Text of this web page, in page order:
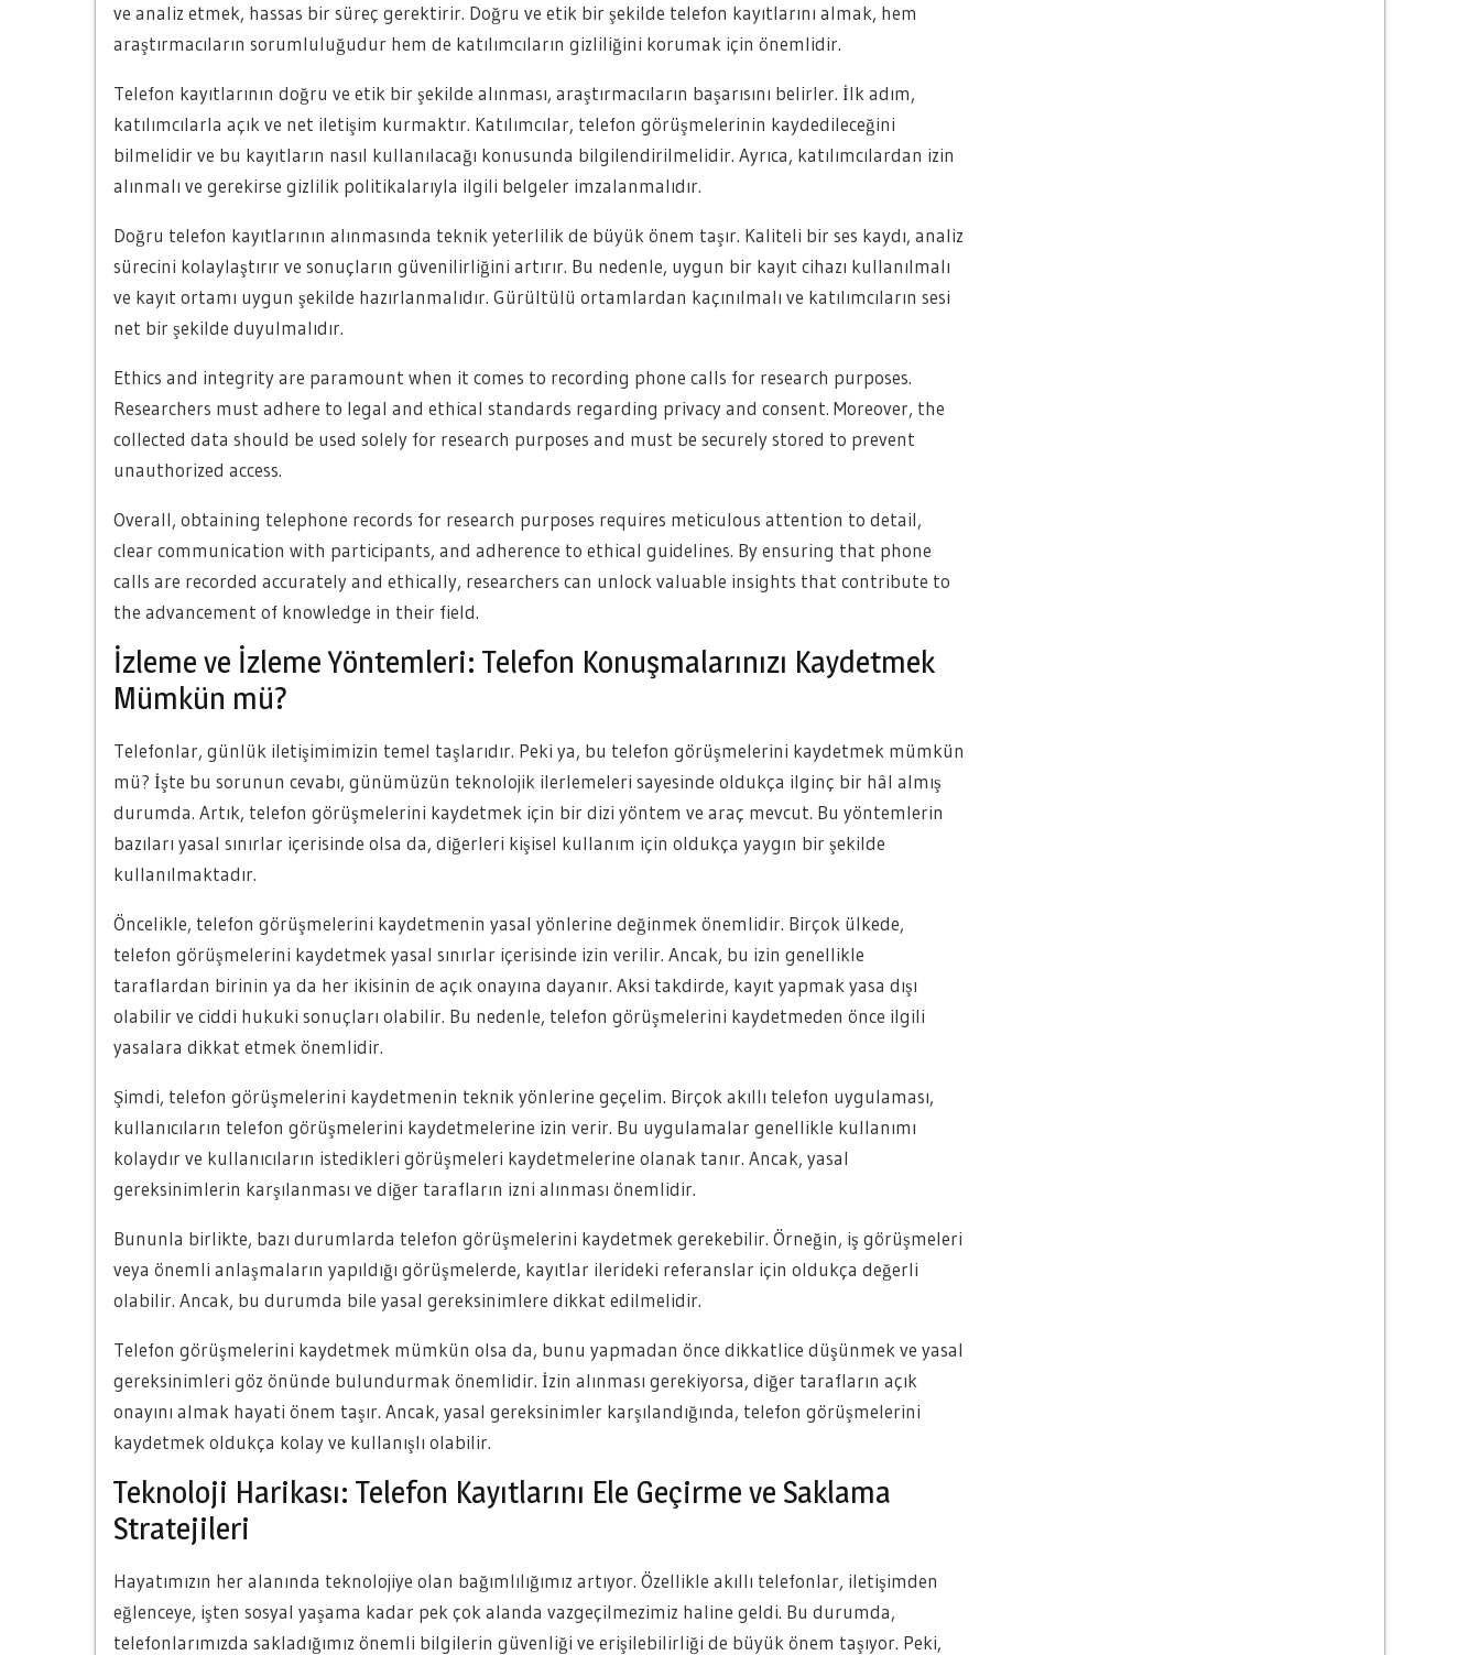
ve analiz etmek, hassas bir süreç gerektirir. Doğru ve etik bir şekilde telefon kayıtlarını almak, hem
araştırmacıların sorumluluğudur hem de katılımcıların gizliliğini korumak için önemlidir.
Telefon kayıtlarının doğru ve etik bir şekilde alınması, araştırmacıların başarısını belirler. İlk adım,
katılımcılarla açık ve net iletişim kurmaktır. Katılımcılar, telefon görüşmelerinin kaydedileceğini
bilmelidir ve bu kayıtların nasıl kullanılacağı konusunda bilgilendirilmelidir. Ayrıca, katılımcılardan izin
alınmalı ve gerekirse gizlilik politikalarıyla ilgili belgeler imzalanmalıdır.
Doğru telefon kayıtlarının alınmasında teknik yeterlilik de büyük önem taşır. Kaliteli bir ses kaydı, analiz
sürecini kolaylaştırır ve sonuçların güvenilirliğini artırır. Bu nedenle, uygun bir kayıt cihazı kullanılmalı
ve kayıt ortamı uygun şekilde hazırlanmalıdır. Gürültülü ortamlardan kaçınılmalı ve katılımcıların sesi
net bir şekilde duyulmalıdır.
Ethics and integrity are paramount when it comes to recording phone calls for research purposes.
Researchers must adhere to legal and ethical standards regarding privacy and consent. Moreover, the
collected data should be used solely for research purposes and must be securely stored to prevent
unauthorized access.
Overall, obtaining telephone records for research purposes requires meticulous attention to detail,
clear communication with participants, and adherence to ethical guidelines. By ensuring that phone
calls are recorded accurately and ethically, researchers can unlock valuable insights that contribute to
the advancement of knowledge in their field.
İzleme ve İzleme Yöntemleri: Telefon Konuşmalarınızı Kaydetmek
Mümkün mü?
Telefonlar, günlük iletişimimizin temel taşlarıdır. Peki ya, bu telefon görüşmelerini kaydetmek mümkün
mü? İşte bu sorunun cevabı, günümüzün teknolojik ilerlemeleri sayesinde oldukça ilginç bir hâl almış
durumda. Artık, telefon görüşmelerini kaydetmek için bir dizi yöntem ve araç mevcut. Bu yöntemlerin
bazıları yasal sınırlar içerisinde olsa da, diğerleri kişisel kullanım için oldukça yaygın bir şekilde
kullanılmaktadır.
Öncelikle, telefon görüşmelerini kaydetmenin yasal yönlerine değinmek önemlidir. Birçok ülkede,
telefon görüşmelerini kaydetmek yasal sınırlar içerisinde izin verilir. Ancak, bu izin genellikle
taraflardan birinin ya da her ikisinin de açık onayına dayanır. Aksi takdirde, kayıt yapmak yasa dışı
olabilir ve ciddi hukuki sonuçları olabilir. Bu nedenle, telefon görüşmelerini kaydetmeden önce ilgili
yasalara dikkat etmek önemlidir.
Şimdi, telefon görüşmelerini kaydetmenin teknik yönlerine geçelim. Birçok akıllı telefon uygulaması,
kullanıcıların telefon görüşmelerini kaydetmelerine izin verir. Bu uygulamalar genellikle kullanımı
kolaydır ve kullanıcıların istedikleri görüşmeleri kaydetmelerine olanak tanır. Ancak, yasal
gereksinimlerin karşılanması ve diğer tarafların izni alınması önemlidir.
Bununla birlikte, bazı durumlarda telefon görüşmelerini kaydetmek gerekebilir. Örneğin, iş görüşmeleri
veya önemli anlaşmaların yapıldığı görüşmelerde, kayıtlar ilerideki referanslar için oldukça değerli
olabilir. Ancak, bu durumda bile yasal gereksinimlere dikkat edilmelidir.
Telefon görüşmelerini kaydetmek mümkün olsa da, bunu yapmadan önce dikkatlice düşünmek ve yasal
gereksinimleri göz önünde bulundurmak önemlidir. İzin alınması gerekiyorsa, diğer tarafların açık
onayını almak hayati önem taşır. Ancak, yasal gereksinimler karşılandığında, telefon görüşmelerini
kaydetmek oldukça kolay ve kullanışlı olabilir.
Teknoloji Harikası: Telefon Kayıtlarını Ele Geçirme ve Saklama
Stratejileri
Hayatımızın her alanında teknolojiye olan bağımlılığımız artıyor. Özellikle akıllı telefonlar, iletişimden
eğlenceye, işten sosyal yaşama kadar pek çok alanda vazgeçilmezimiz haline geldi. Bu durumda,
telefonlarımızda sakladığımız önemli bilgilerin güvenliği ve erişilebilirliği de büyük önem taşıyor. Peki,